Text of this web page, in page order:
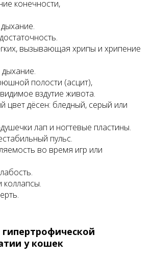
конечности,
вызывающая хрипы и хрипение
полости (асцит),
вздутие живота.
цвет дёсен: бледный, серый или
лап и ногтевые пластины.
пульс.
во время игр или
у кошек